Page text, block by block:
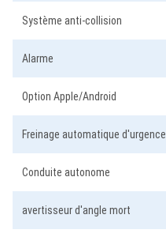
Système anti-collision
Alarme
Option Apple/Android
Freinage automatique d'urgence
Conduite autonome
avertisseur d'angle mort